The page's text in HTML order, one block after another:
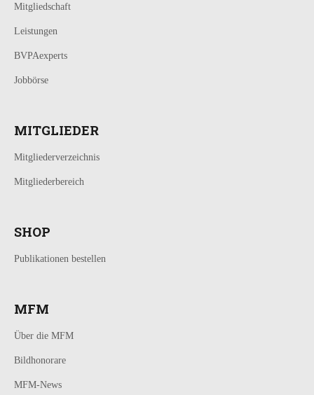
Mitgliedschaft
Leistungen
BVPAexperts
Jobbörse
MITGLIEDER
Mitgliederverzeichnis
Mitgliederbereich
SHOP
Publikationen bestellen
MFM
Über die MFM
Bildhonorare
MFM-News